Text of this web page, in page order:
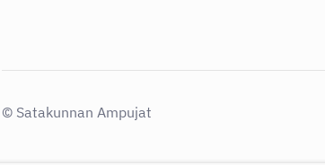
© Satakunnan Ampujat